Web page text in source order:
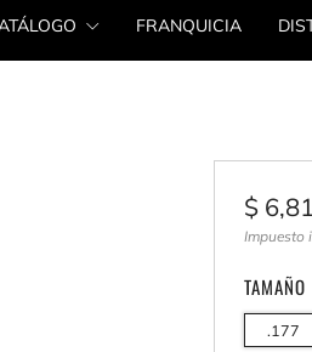
FRANQUICIA
Precio
$
Impuesto
TAMAÑO
.177